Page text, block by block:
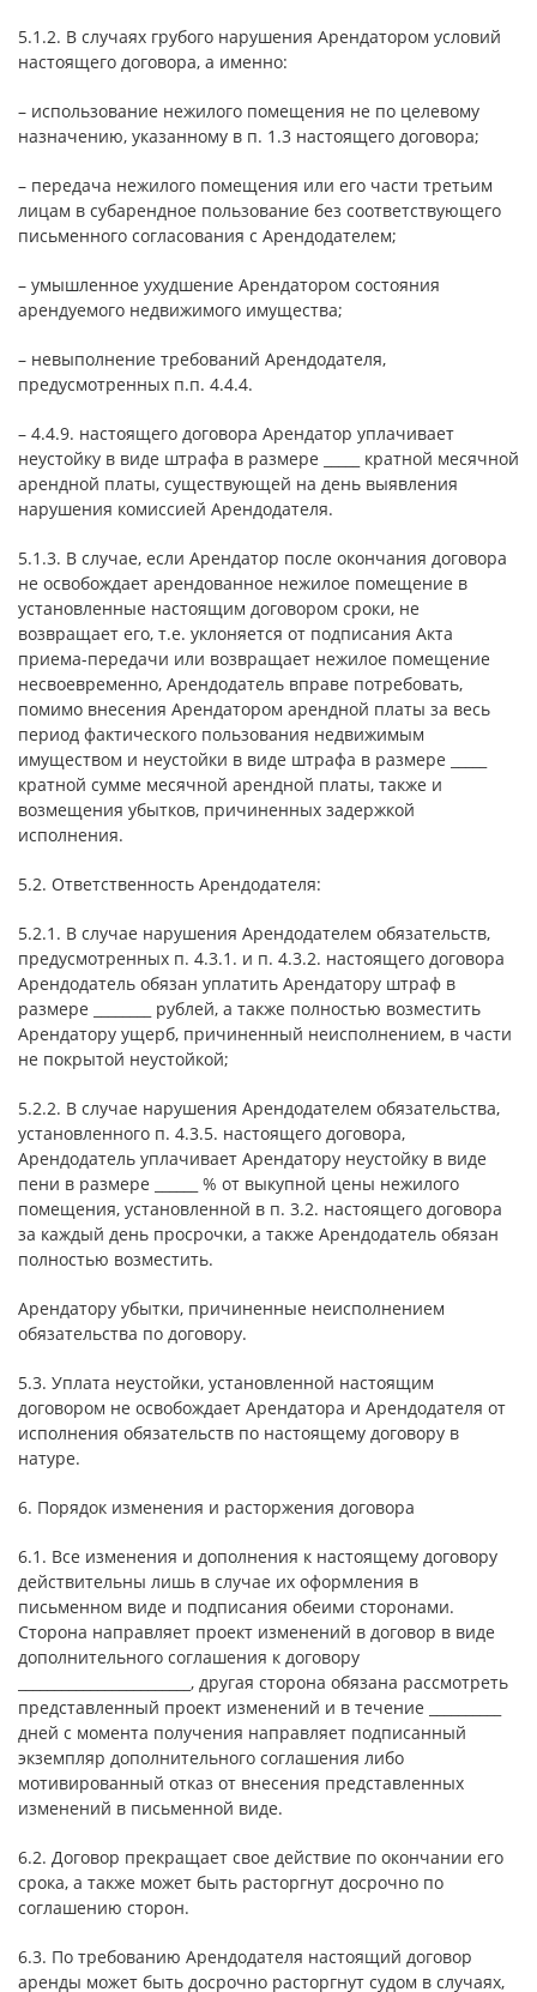
5.1.2. В случаях грубого нарушения Арендатором условий
настоящего договора, а именно:
– использование нежилого помещения не по целевому
назначению, указанному в п. 1.3 настоящего договора;
– передача нежилого помещения или его части третьим
лицам в субарендное пользование без соответствующего
письменного согласования с Арендодателем;
– умышленное ухудшение Арендатором состояния
арендуемого недвижимого имущества;
– невыполнение требований Арендодателя,
предусмотренных п.п. 4.4.4.
– 4.4.9. настоящего договора Арендатор уплачивает
неустойку в виде штрафа в размере _____ кратной месячной
арендной платы, существующей на день выявления
нарушения комиссией Арендодателя.
5.1.3. В случае, если Арендатор после окончания договора
не освобождает арендованное нежилое помещение в
установленные настоящим договором сроки, не
возвращает его, т.е. уклоняется от подписания Акта
приема-передачи или возвращает нежилое помещение
несвоевременно, Арендодатель вправе потребовать,
помимо внесения Арендатором арендной платы за весь
период фактического пользования недвижимым
имуществом и неустойки в виде штрафа в размере _____
кратной сумме месячной арендной платы, также и
возмещения убытков, причиненных задержкой
исполнения.
5.2. Ответственность Арендодателя:
5.2.1. В случае нарушения Арендодателем обязательств,
предусмотренных п. 4.3.1. и п. 4.3.2. настоящего договора
Арендодатель обязан уплатить Арендатору штраф в
размере ________ рублей, а также полностью возместить
Арендатору ущерб, причиненный неисполнением, в части
не покрытой неустойкой;
5.2.2. В случае нарушения Арендодателем обязательства,
установленного п. 4.3.5. настоящего договора,
Арендодатель уплачивает Арендатору неустойку в виде
пени в размере ______ % от выкупной цены нежилого
помещения, установленной в п. 3.2. настоящего договора
за каждый день просрочки, а также Арендодатель обязан
полностью возместить.
Арендатору убытки, причиненные неисполнением
обязательства по договору.
5.3. Уплата неустойки, установленной настоящим
договором не освобождает Арендатора и Арендодателя от
исполнения обязательств по настоящему договору в
натуре.
6. Порядок изменения и расторжения договора
6.1. Все изменения и дополнения к настоящему договору
действительны лишь в случае их оформления в
письменном виде и подписания обеими сторонами.
Сторона направляет проект изменений в договор в виде
дополнительного соглашения к договору
________________________, другая сторона обязана рассмотреть
представленный проект изменений и в течение __________
дней с момента получения направляет подписанный
экземпляр дополнительного соглашения либо
мотивированный отказ от внесения представленных
изменений в письменной виде.
6.2. Договор прекращает свое действие по окончании его
срока, а также может быть расторгнут досрочно по
соглашению сторон.
6.3. По требованию Арендодателя настоящий договор
аренды может быть досрочно расторгнут судом в случаях,